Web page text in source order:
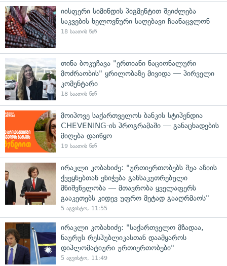
იისფერი სიმინდის პიგმენტით შეიძლება
საკვების ხელოვნური საღებავი ჩაანაცვლონ
18 საათის წინ
თინა ბოკუჩავა "ერთიანი ნაციონალური
მოძრაობის" ყრილობაზე მივიდა — პირველი
კომენტარი
18 საათის წინ
მოიპოვე საქართველოს ბანკის სტიპენდია
CHEVENING-ის პროგრამაში — განაცხადების
მიღება დაიწყო
19 საათის წინ
ირაკლი კობახიძე: "ურთიერთობებს შუა აზიის
ქვეყნებთან ენიჭება განსაკუთრებული
მნიშვნელობა — მთავრობა ყველაფერს
გააკეთებს კიდევ უფრო მეტად გააღრმაოს"
5 აგვისტო, 11:55
ირაკლი კობახიძე: "საქართველო მზადაა,
ნაურუს რესპუბლიკასთან დაამყაროს
დიპლომატიური ურთიერთობები"
5 აგვისტო, 11:49